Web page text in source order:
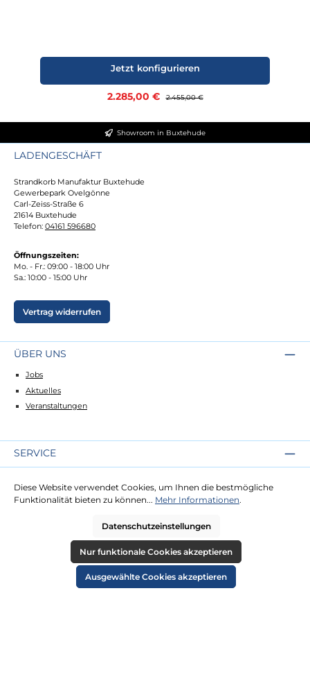
Verkaufspreis:
2.285,00 € Regulärer Preis:
2.455,00 €
Jetzt konfigurieren
Showroom in Buxtehude
LADENGESCHÄFT
Strandkorb Manufaktur Buxtehude
Gewerbepark Ovelgönne
Carl-Zeiss-Straße 6
21614 Buxtehude
Telefon: 04161 596680
Öffnungszeiten:
Mo. - Fr.: 09:00 - 18:00 Uhr
Sa.: 10:00 - 15:00 Uhr
Vertrag widerrufen
ÜBER UNS
Jobs
Aktuelles
Veranstaltungen
SERVICE
Lieferung
Zahlung
RECHTLICHES
Diese Website verwendet Cookies, um Ihnen die bestmögliche
Funktionalität bieten zu können... Mehr Informationen.
Datenschutzeinstellungen
Nur funktionale Cookies akzeptieren
Ausgewählte Cookies akzeptieren